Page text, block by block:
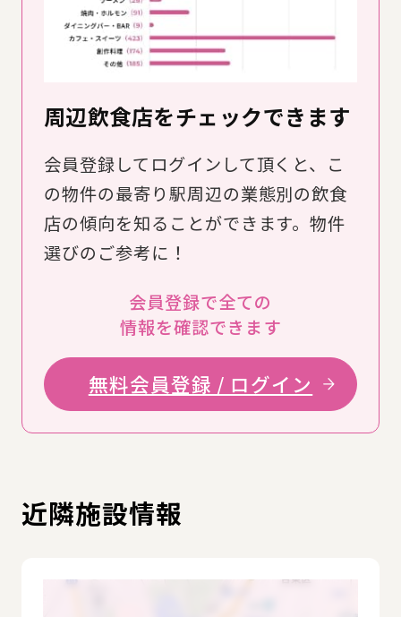
周辺飲食店をチェックできます
会員登録してログインして頂くと、こ
の物件の最寄り駅周辺の業態別の飲食
店の傾向を知ることができます。物件
選びのご参考に！
会員登録で全ての
情報を確認できます
無料会員登録 / ログイン
近隣施設情報